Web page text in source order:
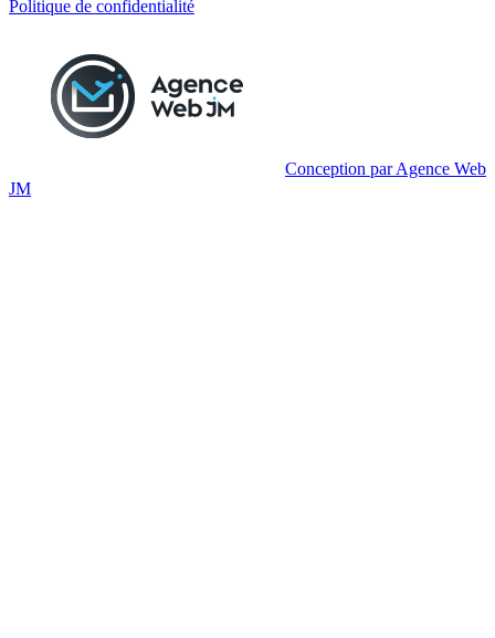
Politique de confidentialité
Conception par Agence Web
JM